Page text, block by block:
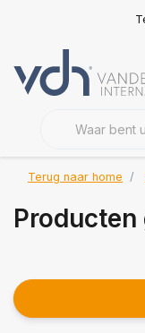
Terug naar home